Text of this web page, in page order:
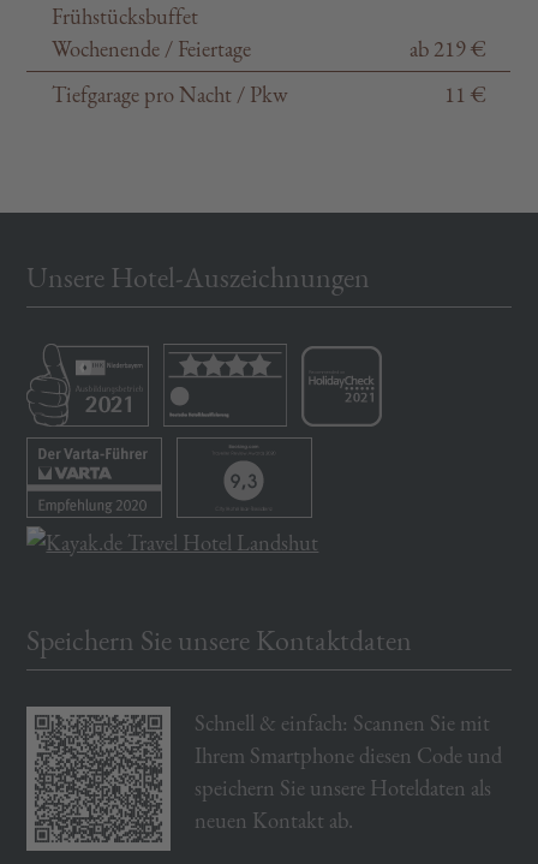
Frühstücksbuffet
Wochenende / Feiertage
ab 219 €
Tiefgarage pro Nacht / Pkw
11 €
Unsere Hotel-Auszeichnungen
Speichern Sie unsere Kontaktdaten
Schnell & einfach: Scannen Sie mit
Ihrem Smartphone diesen Code und
speichern Sie unsere Hoteldaten als
neuen Kontakt ab.